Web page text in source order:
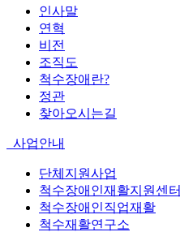
인사말
연혁
비전
조직도
척수장애란?
정관
찾아오시는길
사업안내
단체지원사업
척수장애인재활지원센터
척수장애인직업재활
척수재활연구소